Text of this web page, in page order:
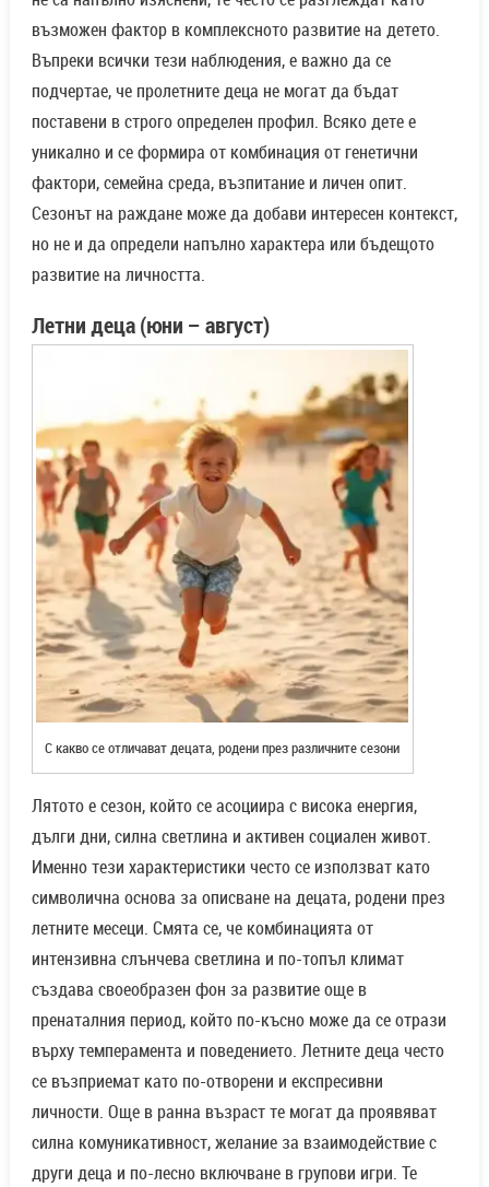
възможен фактор в комплексното развитие на детето.
Въпреки всички тези наблюдения, е важно да се
подчертае, че пролетните деца не могат да бъдат
поставени в строго определен профил. Всяко дете е
уникално и се формира от комбинация от генетични
фактори, семейна среда, възпитание и личен опит.
Сезонът на раждане може да добави интересен контекст,
но не и да определи напълно характера или бъдещото
развитие на личността.
Летни деца (юни – август)
С какво се отличават децата, родени през различните сезони
Лятото е сезон, който се асоциира с висока енергия,
дълги дни, силна светлина и активен социален живот.
Именно тези характеристики често се използват като
символична основа за описване на децата, родени през
летните месеци. Смята се, че комбинацията от
интензивна слънчева светлина и по-топъл климат
създава своеобразен фон за развитие още в
пренаталния период, който по-късно може да се отрази
върху темперамента и поведението. Летните деца често
се възприемат като по-отворени и експресивни
личности. Още в ранна възраст те могат да проявяват
силна комуникативност, желание за взаимодействие с
други деца и по-лесно включване в групови игри. Те